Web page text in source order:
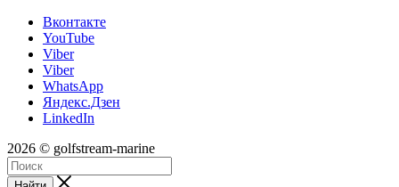
Вконтакте
YouTube
Viber
Viber
WhatsApp
Яндекс.Дзен
LinkedIn
2026 © golfstream-marine